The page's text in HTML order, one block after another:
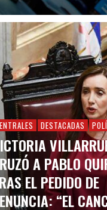
DESTACADAS
A PABLO
EL PEDIDO DE
“EL